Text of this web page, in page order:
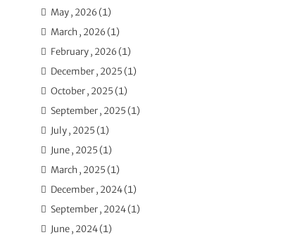
May , 2026 (1)
March , 2026 (1)
February , 2026 (1)
December , 2025 (1)
October , 2025 (1)
September , 2025 (1)
July , 2025 (1)
June , 2025 (1)
March , 2025 (1)
December , 2024 (1)
September , 2024 (1)
June , 2024 (1)